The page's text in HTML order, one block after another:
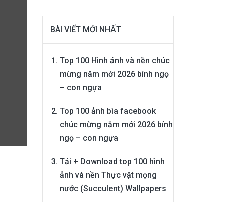
BÀI VIẾT MỚI NHẤT
Top 100 Hình ảnh và nền chúc
mừng năm mới 2026 bính ngọ
– con ngựa
Top 100 ảnh bìa facebook
chúc mừng năm mới 2026 bính
ngọ – con ngựa
Tải + Download top 100 hình
ảnh và nền Thực vật mọng
nước (Succulent) Wallpapers